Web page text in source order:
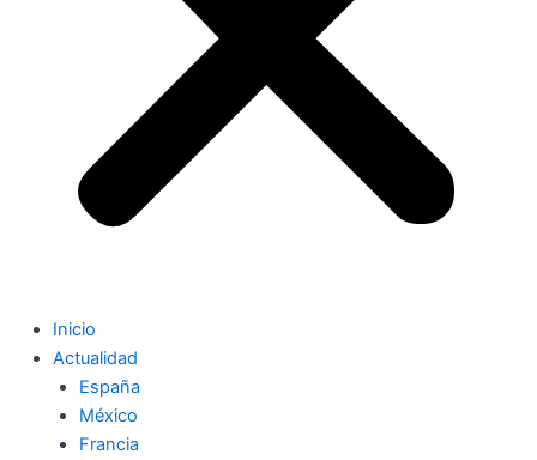
Inicio
Actualidad
España
México
Francia